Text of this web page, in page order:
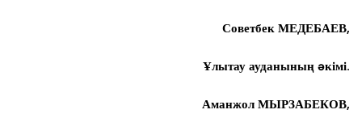
Советбек МЕДЕБАЕВ,
Ұлытау ауданының əкімі.
Аманжол МЫРЗАБЕКОВ,